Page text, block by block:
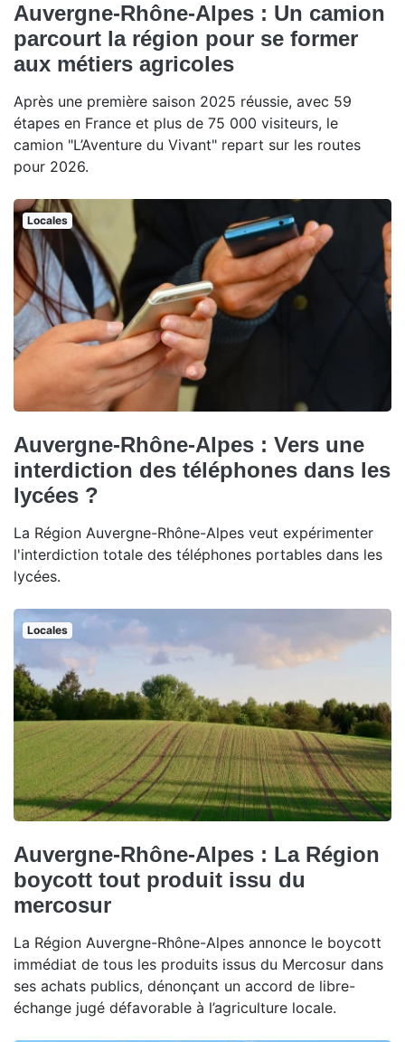
Auvergne-Rhône-Alpes : Un camion
parcourt la région pour se former
aux métiers agricoles
Après une première saison 2025 réussie, avec 59
étapes en France et plus de 75 000 visiteurs, le
camion "L’Aventure du Vivant" repart sur les routes
pour 2026.
Locales
Auvergne-Rhône-Alpes : Vers une
interdiction des téléphones dans les
lycées ?
La Région Auvergne-Rhône-Alpes veut expérimenter
l'interdiction totale des téléphones portables dans les
lycées.
Locales
Auvergne-Rhône-Alpes : La Région
boycott tout produit issu du
mercosur
La Région Auvergne-Rhône-Alpes annonce le boycott
immédiat de tous les produits issus du Mercosur dans
ses achats publics, dénonçant un accord de libre-
échange jugé défavorable à l’agriculture locale.